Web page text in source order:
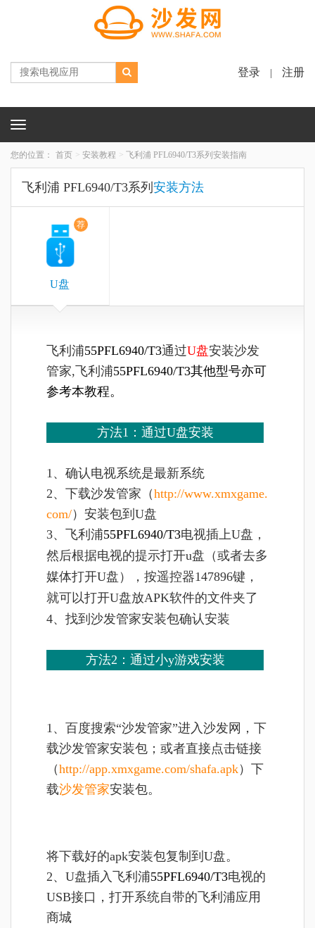
登录 注册
Toggle
您的位置： 首页 安装教程 飞利浦 PFL6940/T3系列安装指南
飞利浦 PFL6940/T3系列 安装方法
荐
U盘
飞利浦55PFL6940/T3通过U盘安装沙发
管家,飞利浦55PFL6940/T3其他型号亦可
参考本教程。
方法1：通过U盘安装
1、确认电视系统是最新系统
2、下载沙发管家（http://www.xmxgame.
com/）安装包到U盘
3、 飞利浦55PFL6940/T3电视插上U盘，
然后根据电视的提示打开u盘（或者去多
媒体打开U盘），按遥控器147896键，
就可以打开U盘放APK软件的文件夹了
4、找到沙发管家安装包确认安装
方法2： 通过小y游戏安装
1、 百度搜索“沙发管家”进入沙发网，下
载沙发管家安装包；或者直接点击链接
（http://app.xmxgame.com/shafa.apk）下
载沙发管家安装包。
将下载好的apk安装包复制到U盘。
2、U盘插入 飞利浦55PFL6940/T3电视的
USB接口，打开系统自带的飞利浦应用
商城